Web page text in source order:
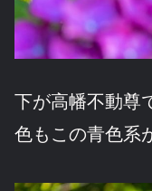
下が高幡不動尊
色もこの青色系